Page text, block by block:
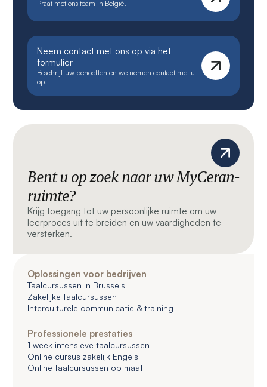
Praat met ons team in België.
Neem contact met ons op via het
formulier
Beschrijf uw behoeften en we nemen contact met u
op.
Bent u op zoek naar uw MyCeran-
ruimte?
Krijg toegang tot uw persoonlijke ruimte om uw
leerproces uit te breiden en uw vaardigheden te
versterken.
Oplossingen voor bedrijven
Taalcursussen in Brussels
Zakelijke taalcursussen
Interculturele communicatie & training
Professionele prestaties
1 week intensieve taalcursussen
Online cursus zakelijk Engels
Online taalcursussen op maat